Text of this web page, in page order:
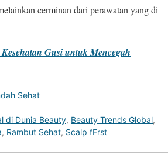
cerminan dari perawatan yang di
Gusi untuk Mencegah
Sehat
di Dunia Beauty, Beauty Trends Global,
, Rambut Sehat, Scalp fFrst